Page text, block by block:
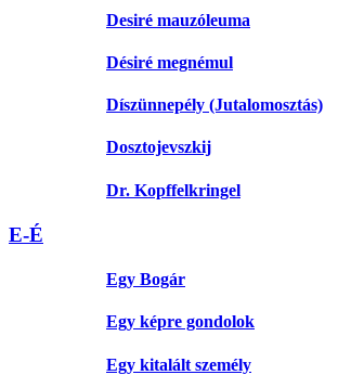
Desiré mauzóleuma
Désiré megnémul
Díszünnepély (Jutalomosztás)
Dosztojevszkij
Dr. Kopffelkringel
E-É
Egy Bogár
Egy képre gondolok
Egy kitalált személy